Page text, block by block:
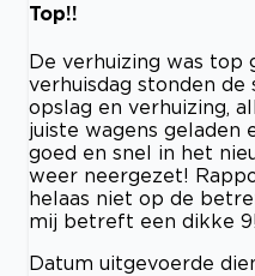
Top!!
De verhuizing was top
verhuisdag stonden
opslag en verhuizing,
juiste wagens geladen
goed en snel in het
weer neergezet!
helaas niet op de
mij betreft een dikke 9!
Datum uitgevoerde